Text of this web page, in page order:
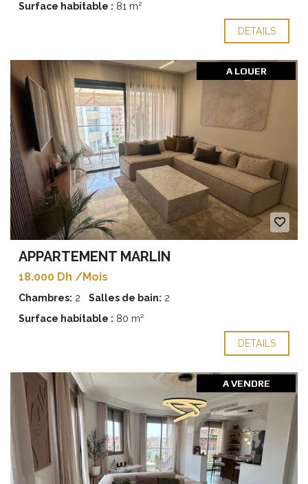
Surface habitable : 81 m²
DETAILS
A LOUER
APPARTEMENT MARLIN
18.000 Dh /Mois
Chambres: 2 Salles de bain: 2
Surface habitable : 80 m²
DETAILS
A VENDRE